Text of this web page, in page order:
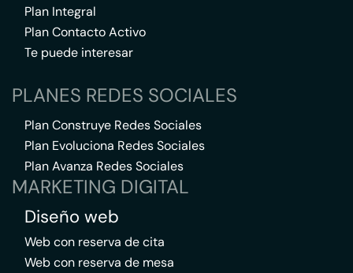
Plan Integral
Plan Contacto Activo
Te puede interesar
PLANES REDES SOCIALES
Plan Construye Redes Sociales
Plan Evoluciona Redes Sociales
Plan Avanza Redes Sociales
MARKETING DIGITAL
Diseño web
Web con reserva de cita
Web con reserva de mesa